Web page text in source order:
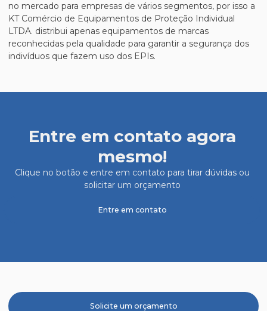
no mercado para empresas de vários segmentos, por isso a
KT Comércio de Equipamentos de Proteção Individual
LTDA. distribui apenas equipamentos de marcas
reconhecidas pela qualidade para garantir a segurança dos
indivíduos que fazem uso dos EPIs.
Entre em contato agora
mesmo!
Clique no botão e entre em contato para tirar dúvidas ou
solicitar um orçamento
Entre em contato
Solicite um orçamento